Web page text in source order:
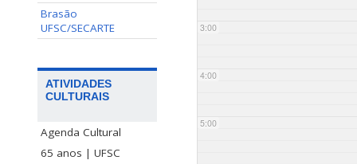
Brasão
UFSC/SECARTE
ATIVIDADES
CULTURAIS
Agenda Cultural
65 anos | UFSC
3:00
4:00
5:00